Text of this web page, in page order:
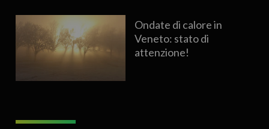
Ondate di calore in
Veneto: stato di
attenzione!